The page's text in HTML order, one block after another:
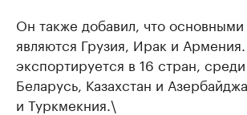
Он также добавил, что
являются Грузия, Ирак и
экспортируется в 16 стран,
Беларусь, Казахстан и
и Туркмекния.\